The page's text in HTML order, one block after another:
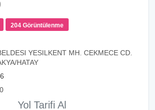
204 Görüntülenme
YESILKENT MH. CEKMECE CD.
HATAY
Yol Tarifi Al